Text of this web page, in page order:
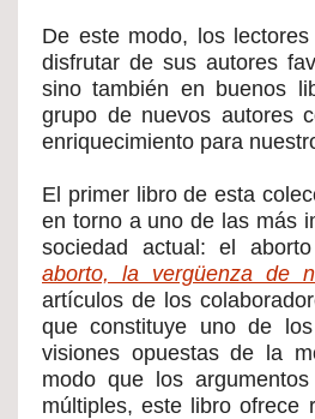
De este modo, los
disfrutar de sus autores
sino también en buenos
grupo de nuevos autores
enriquecimiento para
El primer libro de esta
en torno a uno de las más
sociedad actual: el
aborto, la vergüenza de
artículos de los
que constituye uno de
visiones opuestas de la
modo que los
múltiples, este libro ofrece